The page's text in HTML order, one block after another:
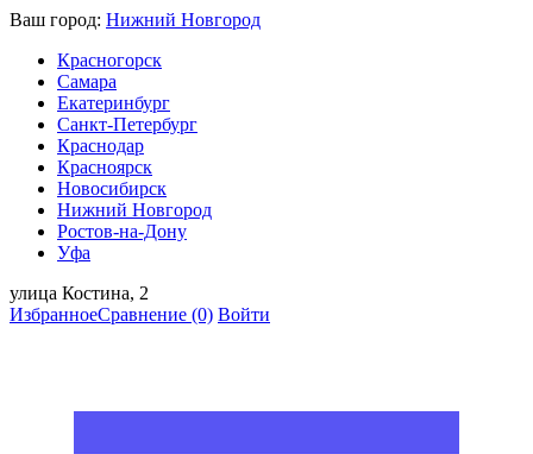
Ваш город: Нижний Новгород
Красногорск
Самара
Екатеринбург
Санкт-Петербург
Краснодар
Красноярск
Новосибирск
Нижний Новгород
Ростов-на-Дону
Уфа
улица Костина, 2
ИзбранноеСравнение (0) Войти